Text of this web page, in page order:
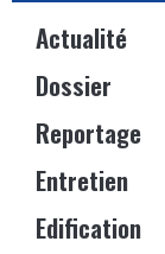
Actualité
Dossier
Reportage
Entretien
Edification